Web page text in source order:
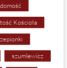
Kościoła
szumlewicz